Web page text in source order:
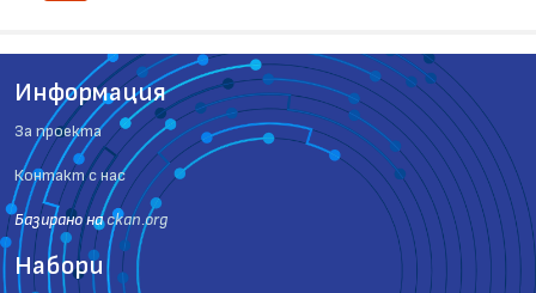
Информация
За проекта
Контакт с нас
Базиранo наckan.org
Набори